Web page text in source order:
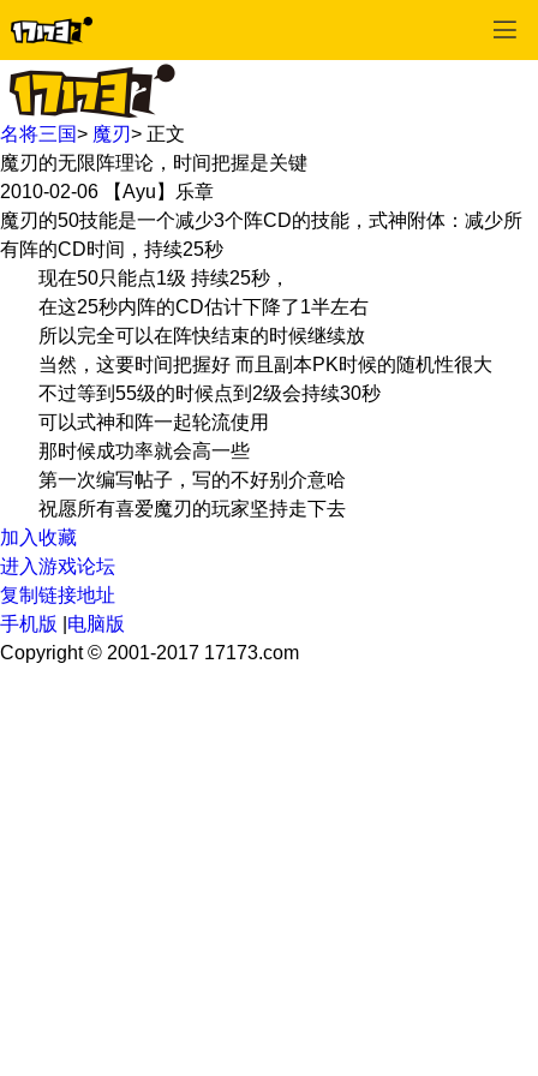
名将三国> 魔刃> 正文
魔刃的无限阵理论，时间把握是关键
2010-02-06
【Ayu】乐章
魔刃的50技能是一个减少3个阵CD的技能，式神附体：减少所
有阵的CD时间，持续25秒
现在50只能点1级 持续25秒，
在这25秒内阵的CD估计下降了1半左右
所以完全可以在阵快结束的时候继续放
当然，这要时间把握好 而且副本PK时候的随机性很大
不过等到55级的时候点到2级会持续30秒
可以式神和阵一起轮流使用
那时候成功率就会高一些
第一次编写帖子，写的不好别介意哈
祝愿所有喜爱魔刃的玩家坚持走下去
加入收藏
进入游戏论坛
复制链接地址
手机版
电脑版
Copyright © 2001-2017 17173.com